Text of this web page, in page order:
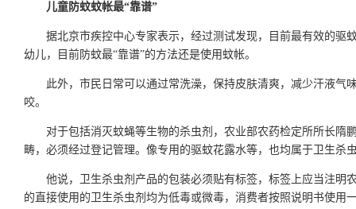
儿童防蚊蚊帐最“靠谱”
据北京市疾控中心专家表示，经过测试发现，目前最有效的驱
幼儿，目前防蚊最“靠谱”的方法还是使用蚊帐。
此外，市民日常可以通过常洗澡，保持皮肤清爽，减少汗液
咬。
对于包括消灭蚊蝇等生物的杀虫剂，农业部农药检定所所长隋
畴，必须经过登记管理。像专用的驱蚊花露水等，也均属于卫生杀
他说，卫生杀虫剂产品的包装必须贴有标签，标签上应当注明
的直接使用的卫生杀虫剂均为低毒或微毒，消费者按照说明书使用